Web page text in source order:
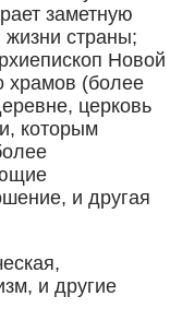
заметную
жизни страны;
Новой
храмов (более
церковь
которым
и другая
и другие